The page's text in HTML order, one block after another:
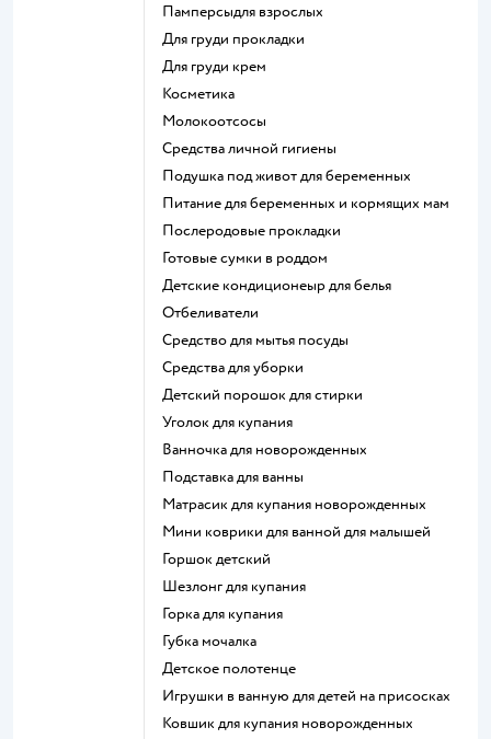
памперсыдля взрослых
для груди прокладки
для груди крем
косметика
Молокоотсосы
средства личной гигиены
подушка под живот для беременных
питание для беременных и кормящих мам
послеродовые прокладки
готовые сумки в роддом
детские кондиционеыр для белья
отбеливатели
средство для мытья посуды
средства для уборки
детский порошок для стирки
уголок для купания
ванночка для новорожденных
подставка для ванны
матрасик для купания новорожденных
мини коврики для ванной для малышей
горшок детский
шезлонг для купания
горка для купания
губка мочалка
детское полотенце
игрушки в ванную для детей на присосках
ковшик для купания новорожденных